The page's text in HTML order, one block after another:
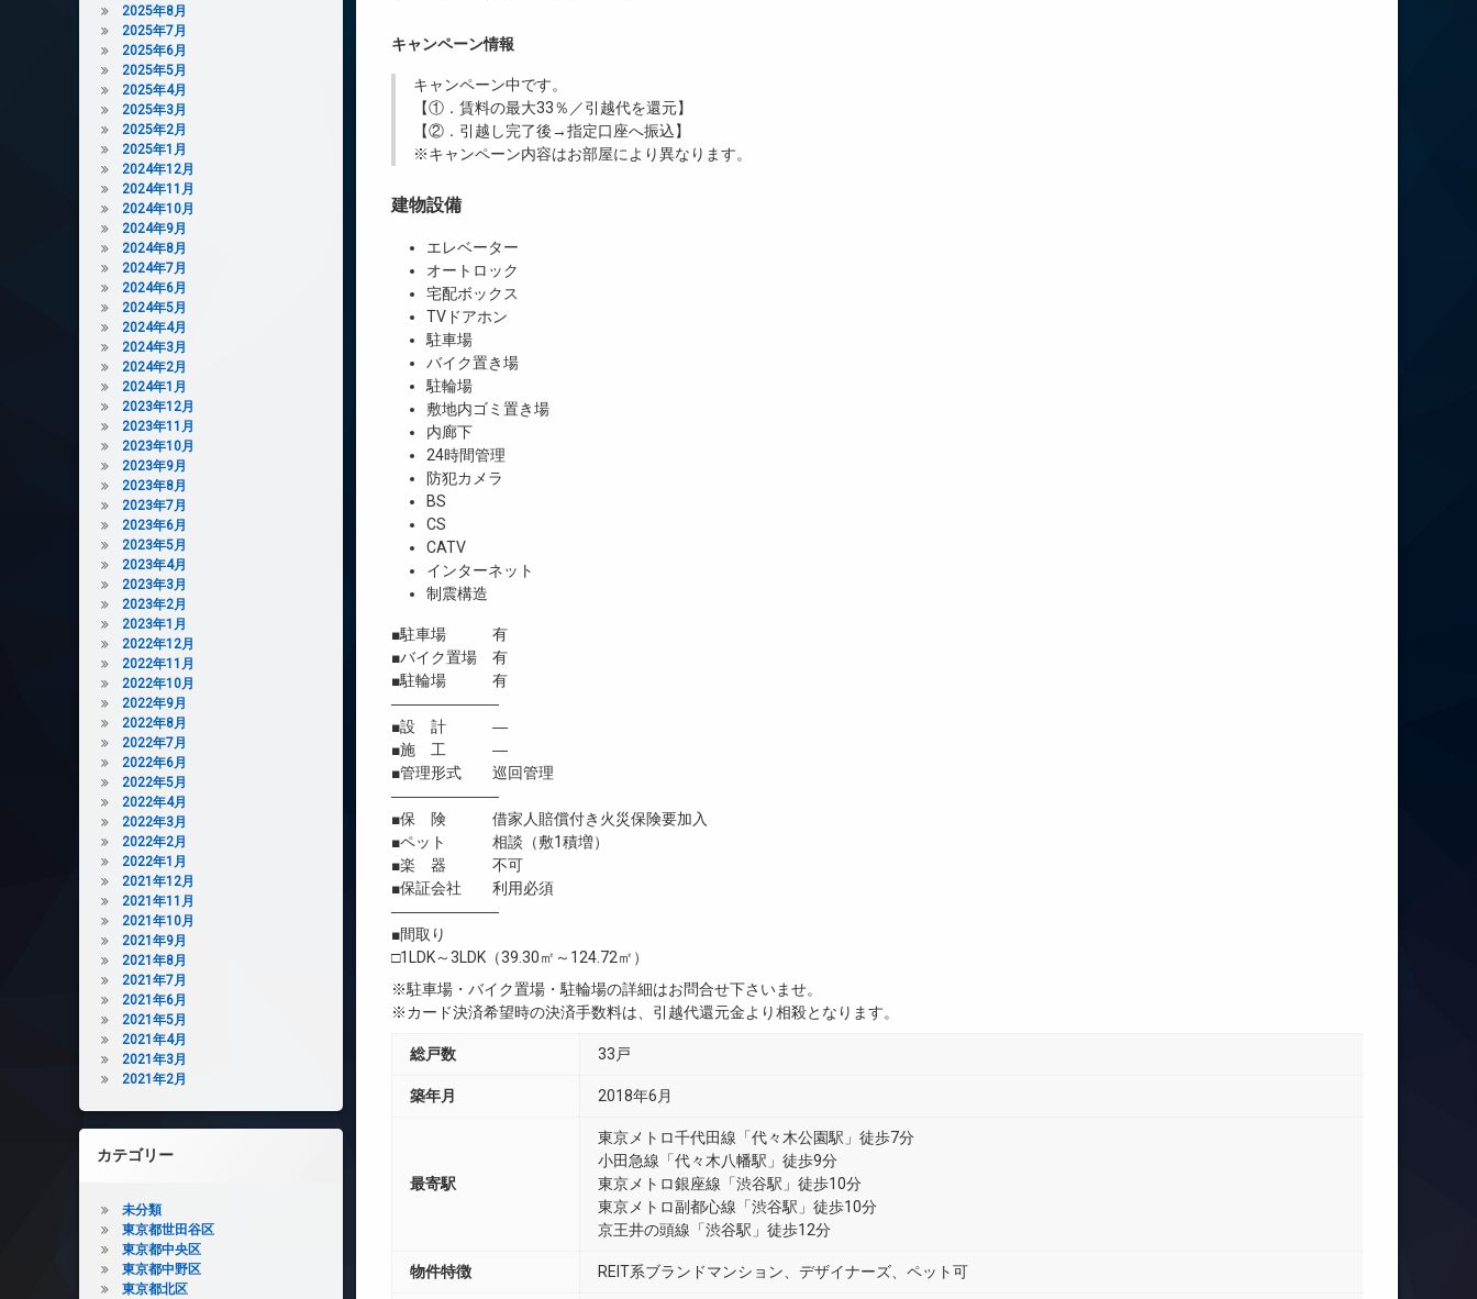
キャンペーン情報
キャンペーン中です。
【①．賃料の最大33％／引越代を還元】
【②．引越し完了後→指定口座へ振込】
※キャンペーン内容はお部屋により異なります。
建物設備
エレベーター
オートロック
宅配ボックス
TVドアホン
駐車場
バイク置き場
駐輪場
敷地内ゴミ置き場
内廊下
24時間管理
防犯カメラ
BS
CS
CATV
インターネット
制震構造
■駐車場 有
■バイク置場 有
■駐輪場 有
―――――――
■設 計 ―
■施 工 ―
■管理形式 巡回管理
―――――――
■保 険 借家人賠償付き火災保険要加入
■ペット 相談（敷1積増）
■楽 器 不可
■保証会社 利用必須
―――――――
■間取り
□1LDK～3LDK（39.30㎡～124.72㎡）
※駐車場・バイク置場・駐輪場の詳細はお問合せ下さいませ。
※カード決済希望時の決済手数料は、引越代還元金より相殺となります。
総戸数 33戸
築年月 2018年6月
最寄駅
東京メトロ千代田線「代々木公園駅」徒歩7分
小田急線「代々木八幡駅」徒歩9分
東京メトロ銀座線「渋谷駅」徒歩10分
東京メトロ副都心線「渋谷駅」徒歩10分
京王井の頭線「渋谷駅」徒歩12分
物件特徴 REIT系ブランドマンション、デザイナーズ、ペット可
2025年8月
2025年7月
2025年6月
2025年5月
2025年4月
2025年3月
2025年2月
2025年1月
2024年12月
2024年11月
2024年10月
2024年9月
2024年8月
2024年7月
2024年6月
2024年5月
2024年4月
2024年3月
2024年2月
2024年1月
2023年12月
2023年11月
2023年10月
2023年9月
2023年8月
2023年7月
2023年6月
2023年5月
2023年4月
2023年3月
2023年2月
2023年1月
2022年12月
2022年11月
2022年10月
2022年9月
2022年8月
2022年7月
2022年6月
2022年5月
2022年4月
2022年3月
2022年2月
2022年1月
2021年12月
2021年11月
2021年10月
2021年9月
2021年8月
2021年7月
2021年6月
2021年5月
2021年4月
2021年3月
2021年2月
カテゴリー
未分類
東京都世田谷区
東京都中央区
東京都中野区
東京都北区